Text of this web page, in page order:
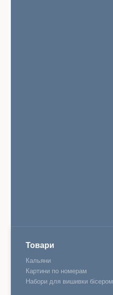
Товари
Кальяни
Картини по номерам
Набори для вишивки бісером